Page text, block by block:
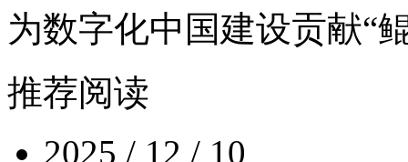
为数字化中国建设贡献“
推荐阅读
2025 / 12 / 10